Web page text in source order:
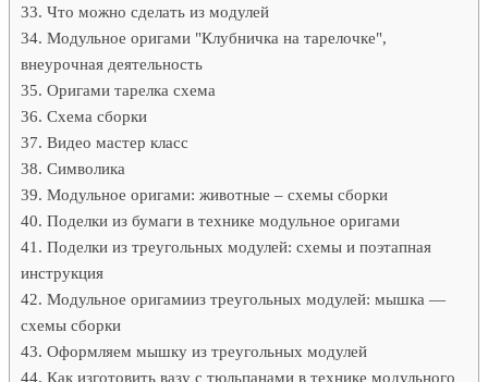
Что можно сделать из модулей
Модульное оригами "Клубничка на тарелочке",
внеурочная деятельность
Оригами тарелка схема
Схема сборки
Видео мастер класс
Символика
Модульное оригами: животные – схемы сборки
Поделки из бумаги в технике модульное оригами
Поделки из треугольных модулей: схемы и поэтапная
инструкция
Модульное оригамииз треугольных модулей: мышка —
схемы сборки
Оформляем мышку из треугольных модулей
Как изготовить вазу с тюльпанами в технике модульного